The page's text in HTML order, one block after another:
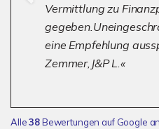
Vermittlung zu
eine Empfehlung
Zemmer,J&P L.
Alle38Bewertungen auf Google